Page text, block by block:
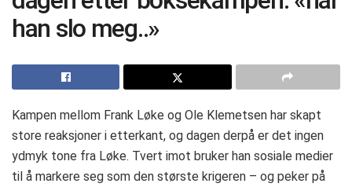
han slo meg..»
Kampen mellom Frank Løke og Ole Klemetsen har skapt
store reaksjoner i etterkant, og dagen derpå er det ingen
ydmyk tone fra Løke. Tvert imot bruker han sosiale medier
til å markere seg som den største krigeren – og peker på